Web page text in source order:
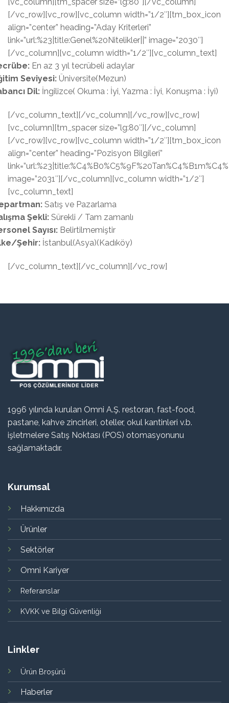
[/vc_row][vc_row][vc_column width=”1/2″][tm_box_icon
align=”center” heading=”Aday Kriterleri”
link=”url:%23|title:Genel%20Nitelikler||” image=”2030″]
[/vc_column][vc_column width=”1/2″][vc_column_text]
En az 3 yıl tecrübeli adaylar
Seviyesi: Üniversite(Mezun)
Dil: İngilizce( Okuma : İyi, Yazma : İyi, Konuşma : İyi)
[/vc_column_text][/vc_column][/vc_row][vc_row]
[vc_column][tm_spacer size=”lg:80″][/vc_column]
[/vc_row][vc_row][vc_column width=”1/2″][tm_box_icon
align=”center” heading=”Pozisyon Bilgileri”
image=”2031″][/vc_column][vc_column width=”1/2″]
[vc_column_text]
Satış ve Pazarlama
Şekli: Sürekli / Tam zamanlı
Sayısı: Belirtilmemiştir
Şehir: İstanbul(Asya)(Kadıköy)
[/vc_column_text][/vc_column][/vc_row]
1996 yılında kurulan Omni A.Ş. restoran, fast-food,
pastane, kahve zincirleri, oteller, okul kantinleri v.b.
işletmelere Satış Noktası (POS) otomasyonunu
sağlamaktadır.
Kurumsal
Hakkımızda
Ürünler
Sektörler
Omni Kariyer
Referanslar
KVKK ve Bilgi Güvenliği
Linkler
Ürün Broşürü
Haberler